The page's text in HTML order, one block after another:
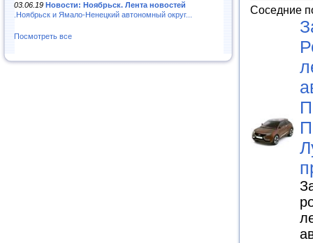
03.06.19 Новости: Ноябрьск. Лента новостей
.Ноябрьск и Ямало-Ненецкий автономный округ...
Посмотреть все
Соседние